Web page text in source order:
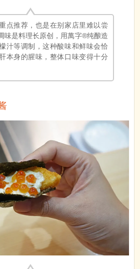
点推荐，也是在别家店里难以尝
味是料理长原创，用萬字®纯酿造
汁等调制，这种酸味和鲜味会恰
本身的腥味，整体口味变得十分